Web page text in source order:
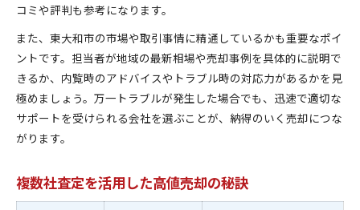
コミや評判も参考になります。
また、東大和市の市場や取引事情に精通しているかも重要なポイ
ントです。担当者が地域の最新相場や売却事例を具体的に説明で
きるか、内覧時のアドバイスやトラブル時の対応力があるかを見
極めましょう。万一トラブルが発生した場合でも、迅速で適切な
サポートを受けられる会社を選ぶことが、納得のいく売却につな
がります。
複数社査定を活用した高値売却の秘訣